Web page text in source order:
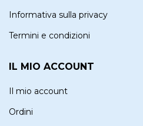
Informativa sulla privacy
Termini e condizioni
IL MIO ACCOUNT
Il mio account
Ordini